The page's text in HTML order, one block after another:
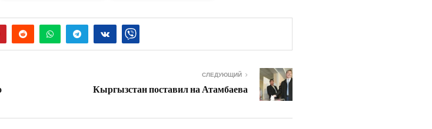
СЛЕДУЮЩИЙ
Кыргызстан поставил на Атамбаева